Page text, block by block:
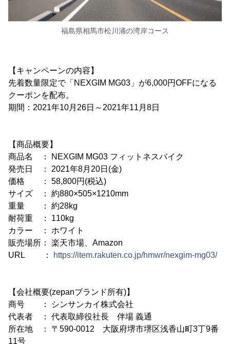
福島県相馬市松川浦の湾岸コース
【キャンペーンの内容】
先着数量限定で「NEXGIM MG03」が6,000円OFFになる
クーポンを配布。
期間：2021年10月26日～2021年11月8日
【商品概要】
商品名 ： NEXGIM MG03 フィットネスバイク
発売日 ： 2021年8月20日(金)
価格 ： 58,800円(税込)
サイズ ： 約880×505×1210mm
重量 ： 約28kg
耐荷重 ： 110kg
カラー ： ホワイト
販売場所： 楽天市場、Amazon
URL ：
https://item.rakuten.co.jp/hmwr/nexgim-mg03/
【会社概要(zepanブランド所有)】
商号 ： シンサンカイ株式会社
代表者 ： 代表取締役社長 伴場 義通
所在地 ： 〒590-0012 大阪府堺市堺区浅香山町3丁9番
11号